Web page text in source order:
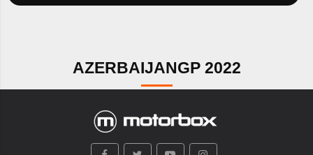
AZERBAIJANGP 2022